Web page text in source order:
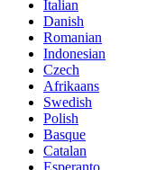
Italian
Danish
Romanian
Indonesian
Czech
Afrikaans
Swedish
Polish
Basque
Catalan
Esperanto